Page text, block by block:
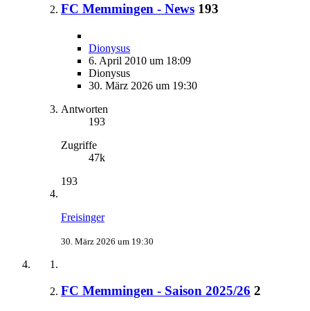
FC Memmingen - News 193
Dionysus
6. April 2010 um 18:09
Dionysus
30. März 2026 um 19:30
Antworten
193
Zugriffe
47k
193
Freisinger
30. März 2026 um 19:30
FC Memmingen - Saison 2025/26 2